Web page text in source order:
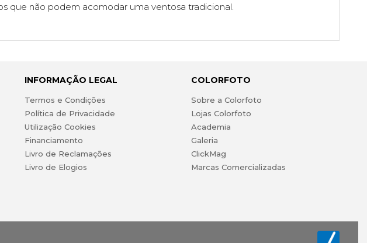
que não podem acomodar uma ventosa tradicional.
INFORMAÇÃO LEGAL
Termos e Condições
Política de Privacidade
Utilização Cookies
Financiamento
Livro de Reclamações
Livro de Elogios
COLORFOTO
Sobre a Colorfoto
Lojas Colorfoto
Academia
Galeria
ClickMag
Marcas Comercializadas